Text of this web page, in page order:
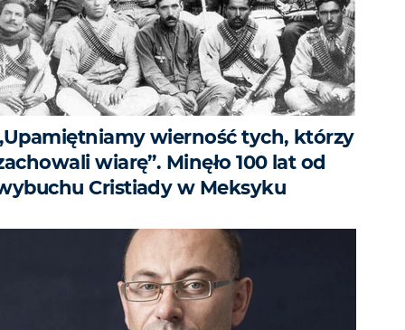
wierność tych, którzy
wiarę”. Minęło 100 lat od
Cristiady w Meksyku